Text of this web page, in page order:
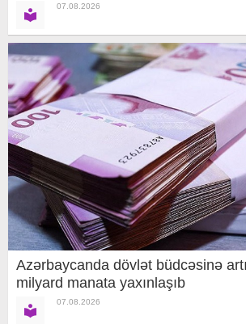
07.08.2026
Azərbaycanda dövlət büdcəsinə
milyard manata yaxınlaşıb
07.08.2026